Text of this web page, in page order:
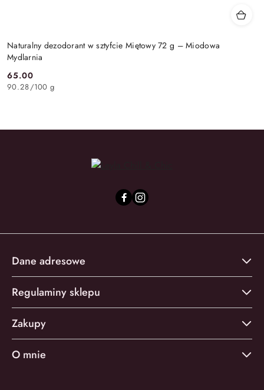
Naturalny dezodorant w sztyfcie Miętowy 72 g – Miodowa
Mydlarnia
Cena:
65.00
90.28/100 g
Dane adresowe
Regulaminy sklepu
Zakupy
O mnie